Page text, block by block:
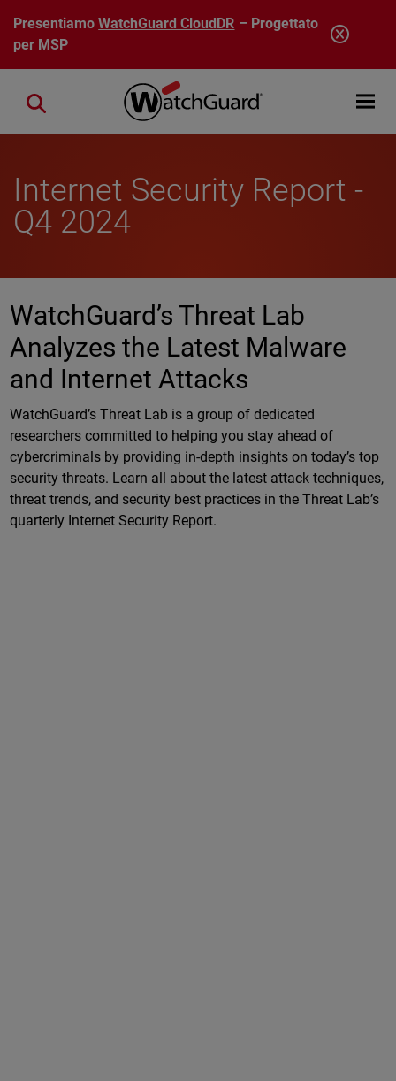
Salta al contenuto principale
PresentiamoWatchGuard CloudDR – Progettato
per MSP
Open
Close search
Internet Security Report -
Q4 2024
WatchGuard’s Threat Lab
Analyzes the Latest Malware
and Internet Attacks
WatchGuard’s Threat Lab is a group of dedicated
researchers committed to helping you stay ahead of
cybercriminals by providing in-depth insights on today’s top
security threats. Learn all about the latest attack techniques,
threat trends, and security best practices in the Threat Lab’s
quarterly Internet Security Report.